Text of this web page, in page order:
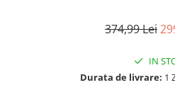
374,99 Lei
IN
Durata de livrare: 1